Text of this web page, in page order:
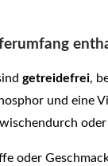
getreidefrei,
und eine
oder